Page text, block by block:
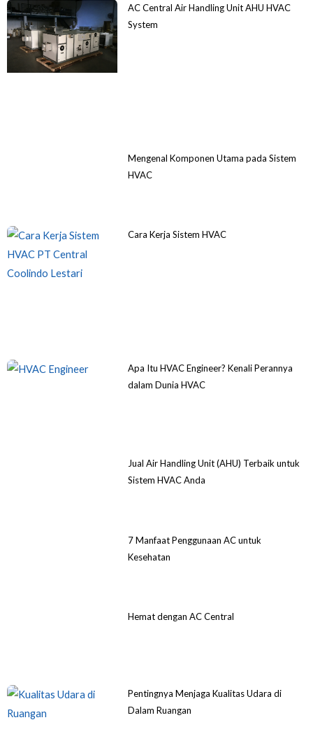
AC Central Air Handling Unit AHU HVAC
System
Mengenal Komponen Utama pada Sistem
HVAC
Cara Kerja Sistem HVAC
Apa Itu HVAC Engineer? Kenali Perannya
dalam Dunia HVAC
Jual Air Handling Unit (AHU) Terbaik untuk
Sistem HVAC Anda
7 Manfaat Penggunaan AC untuk
Kesehatan
Hemat dengan AC Central
Pentingnya Menjaga Kualitas Udara di
Dalam Ruangan